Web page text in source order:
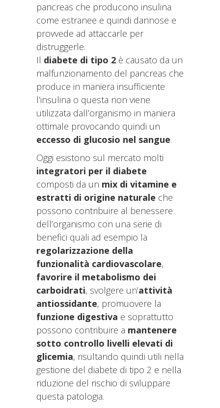
pancreas che producono insulina
come estranee e quindi dannose e
provvede ad attaccarle per
distruggerle.
Il diabete di tipo 2 è causato da un
malfunzionamento del pancreas che
produce in maniera insufficiente
l’insulina o questa non viene
utilizzata dall’organismo in maniera
ottimale provocando quindi un
eccesso di glucosio nel sangue.
Oggi esistono sul mercato molti
integratori per il diabete
composti da un mix di vitamine e
estratti di origine naturale che
possono contribuire al benessere
dell’organismo con una serie di
benefici quali ad esempio la
regolarizzazione della
funzionalità cardiovascolare,
favorire il metabolismo dei
carboidrati, svolgere un’attività
antiossidante, promuovere la
funzione digestiva e soprattutto
possono contribuire a mantenere
sotto controllo livelli elevati di
glicemia, risultando quindi utili nella
gestione del diabete di tipo 2 e nella
riduzione del rischio di sviluppare
questa patologia.